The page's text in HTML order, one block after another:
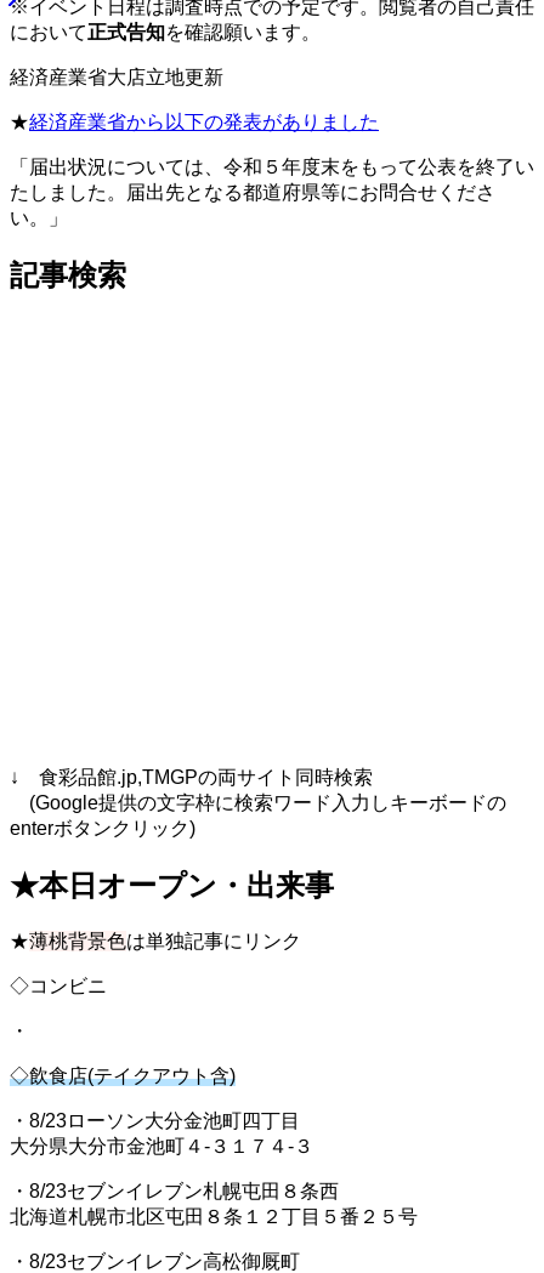
※イベント日程は調査時点での予定です。閲覧者の自己責任
において正式告知を確認願います。
経済産業省大店立地更新
★経済産業省から以下の発表がありました
「届出状況については、令和５年度末をもって公表を終了い
たしました。届出先となる都道府県等にお問合せくださ
い。」
記事検索
↓ 食彩品館.jp,TMGPの両サイト同時検索
(Google提供の文字枠に検索ワード入力しキーボードの
enterボタンクリック)
★本日オープン・出来事
★薄桃背景色は単独記事にリンク
◇コンビニ
・
◇飲食店(テイクアウト含)
・8/23ローソン大分金池町四丁目
大分県大分市金池町４‐３１７４‐３
・8/23セブンイレブン札幌屯田８条西
北海道札幌市北区屯田８条１２丁目５番２５号
・8/23セブンイレブン高松御厩町